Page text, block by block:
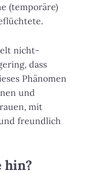
(temporäre)
nicht-
dass
Phänomen
und
mit
freundlich
hin?